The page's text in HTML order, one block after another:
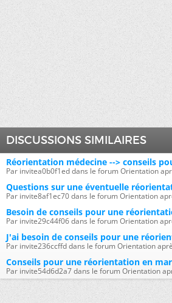
DISCUSSIONS SIMILAIRES
Réorientation médecine --> conseils
Par invitea0b0f1ed dans le forum Orientation
Questions sur une éventuelle
Par invite8af1ec70 dans le forum Orientation
Besoin de conseils pour une
Par invite29c44f06 dans le forum Orientation
J'ai besoin de conseils pour une
Par invite236ccffd dans le forum Orientation
Conseils pour une réorientation en
Par invite54d6d2a7 dans le forum Orientation